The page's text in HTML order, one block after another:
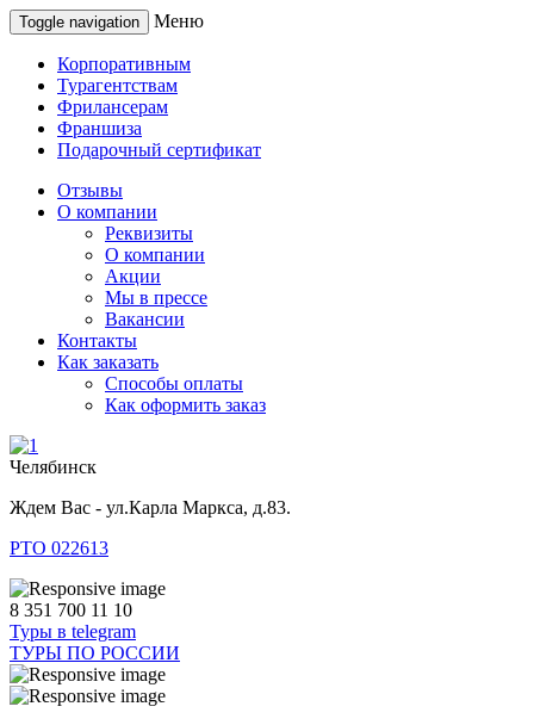
Toggle navigation Меню
Корпоративным
Турагентствам
Фрилансерам
Франшиза
Подарочный сертификат
Отзывы
О компании
Реквизиты
О компании
Акции
Мы в прессе
Вакансии
Контакты
Как заказать
Способы оплаты
Как оформить заказ
Челябинск
Ждем Вас - ул.Карла Маркса, д.83.
РТО 022613
8 351 700 11 10
Туры в telegram
ТУРЫ ПО РОССИИ